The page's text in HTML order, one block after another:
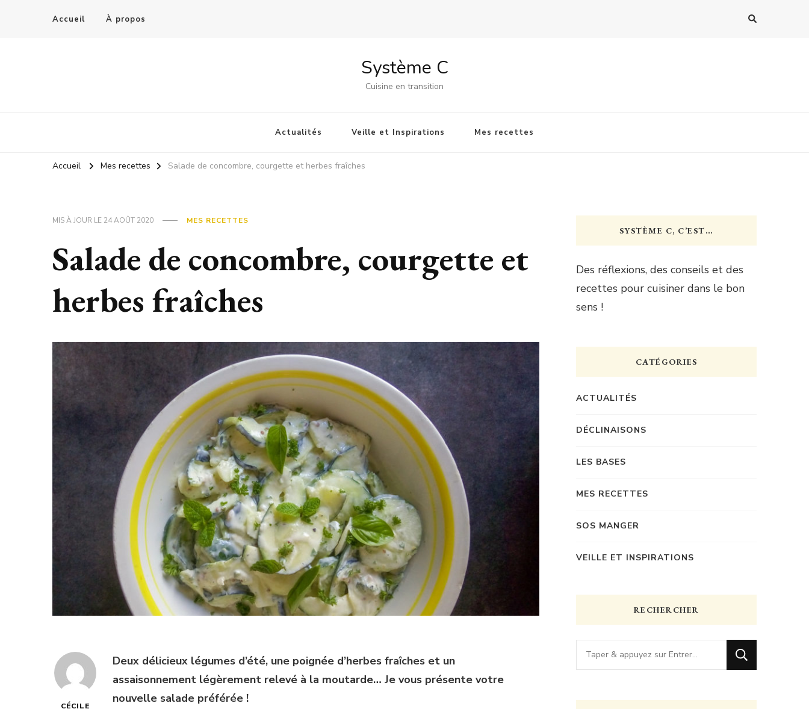
Accueil À propos
Système C
Cuisine en transition
Actualités Veille et Inspirations Mes recettes
Accueil Mes recettes Salade de concombre, courgette et herbes fraîches
MIS À JOUR LE 24 AOÛT 2020 MES RECETTES
Salade de concombre, courgette et
herbes fraîches
CÉCILE
Deux délicieux légumes d’été, une poignée d’herbes fraîches et un
assaisonnement légèrement relevé à la moutarde… Je vous présente votre
nouvelle salade préférée !
SYSTÈME C, C’EST…
Des réflexions, des conseils et des
recettes pour cuisiner dans le bon
sens !
CATÉGORIES
ACTUALITÉS
DÉCLINAISONS
LES BASES
MES RECETTES
SOS MANGER
VEILLE ET INSPIRATIONS
RECHERCHER
Vous
recherchiez
chose